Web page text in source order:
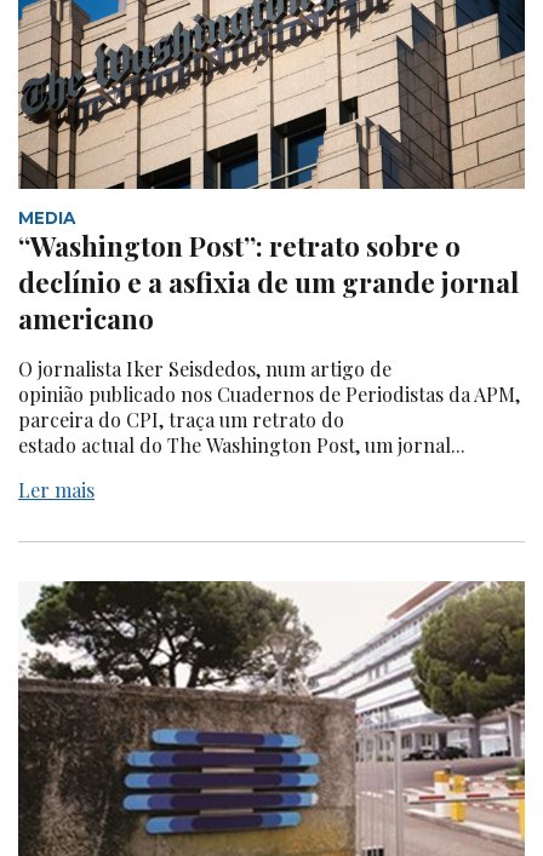
MEDIA
“Washington Post”: retrato sobre o
declínio e a asfixia de um grande jornal
americano
O jornalista Iker Seisdedos, num artigo de
opinião publicado nos Cuadernos de Periodistas da APM,
parceira do CPI, traça um retrato do
estado actual do The Washington Post, um jornal...
Ler mais